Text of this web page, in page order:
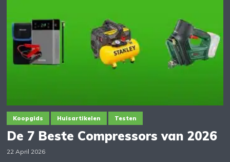
Koopgids Huisartikelen Testen
De 7 Beste Compressors van 2026
22 April 2026